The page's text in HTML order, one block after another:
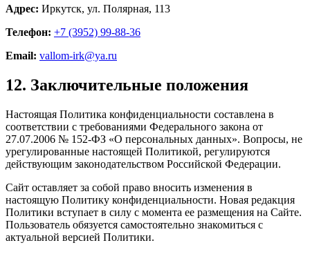
Адрес: Иркутск, ул. Полярная, 113
Телефон: +7 (3952) 99-88-36
Email: vallom-irk@ya.ru
12. Заключительные положения
Настоящая Политика конфиденциальности составлена в
соответствии с требованиями Федерального закона от
27.07.2006 № 152-ФЗ «О персональных данных». Вопросы, не
урегулированные настоящей Политикой, регулируются
действующим законодательством Российской Федерации.
Сайт оставляет за собой право вносить изменения в
настоящую Политику конфиденциальности. Новая редакция
Политики вступает в силу с момента ее размещения на Сайте.
Пользователь обязуется самостоятельно знакомиться с
актуальной версией Политики.